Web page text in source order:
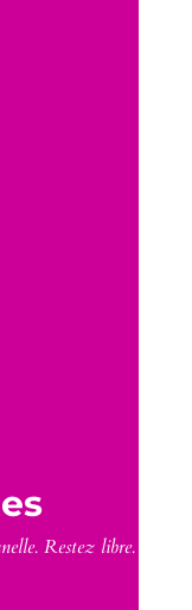
Restez libre.